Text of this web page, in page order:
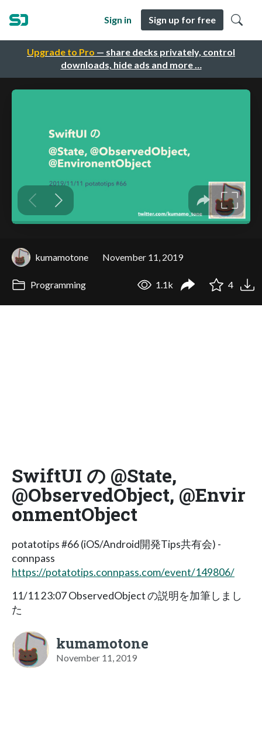
Upgrade to Pro — share decks privately, control
downloads, hide ads and more …
Sign in Sign up for free
kumamotone November 11, 2019
Programming 1.1k 4
SwiftUI の @State,
@ObservedObject, @Envir
onmentObject
potatotips #66 (iOS/Android開発Tips共有会) -
connpass
https://potatotips.connpass.com/event/149806/
11/11 23:07 ObservedObject の説明を加筆しまし
た
kumamotone
November 11, 2019